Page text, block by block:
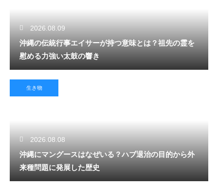
2026.08.09
沖縄の伝統行事エイサーが持つ意味とは？祖先の霊を
慰める力強い太鼓の響き
生き物
2026.08.08
沖縄にマングースはなぜいる？ハブ退治の目的から外
来種問題に発展した歴史